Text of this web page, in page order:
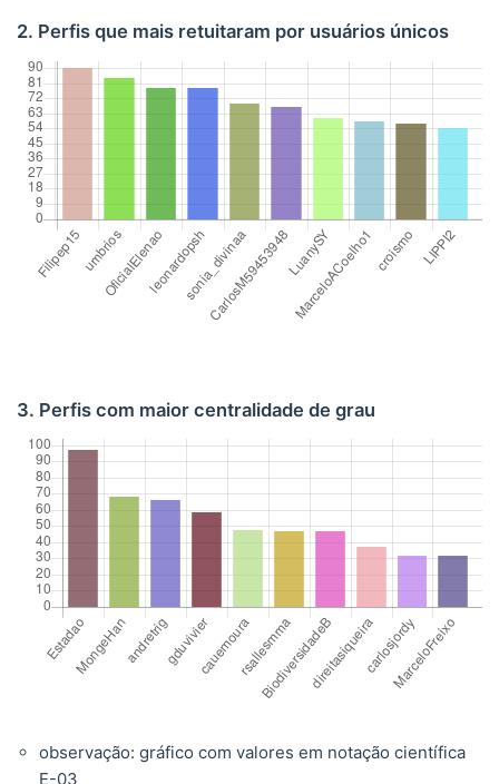
2. Perfis que mais retuitaram por usuários únicos
3. Perfis com maior centralidade de grau
observação: gráfico com valores em notação científica
E-03